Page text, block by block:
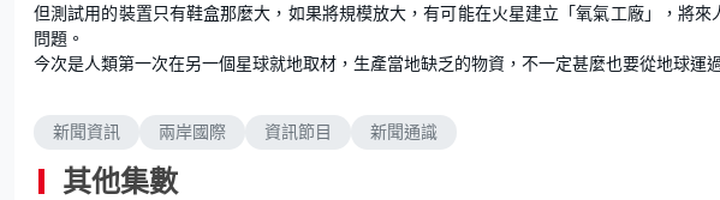
但測試用的裝置只有鞋盒那麼大，如果將規模放大，有可能在火星建立「氧氣工廠」，將
問題。
今次是人類第一次在另一個星球就地取材，生產當地缺乏的物資，不一定甚麼也要從地球運
新聞資訊 兩岸國際 資訊節目 新聞通識
其他集數